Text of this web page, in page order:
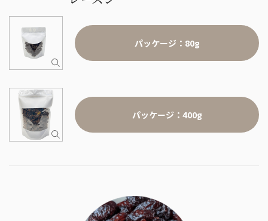
パッケージ：80g
パッケージ：400g